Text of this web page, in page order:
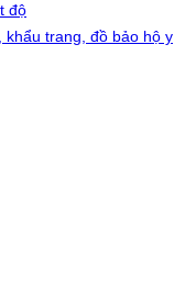
độ
khẩu trang, đồ bảo hộ y